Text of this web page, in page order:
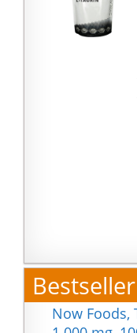
Now Foods,